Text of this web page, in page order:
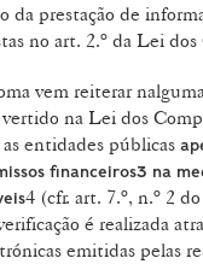
da prestação de
no art. 2.º da Lei dos
vem reiterar
na Lei dos
entidades públicas
financeiros3 na
4 (cfr. art. 7.º, n.º 2
é realizada
emitidas pelas